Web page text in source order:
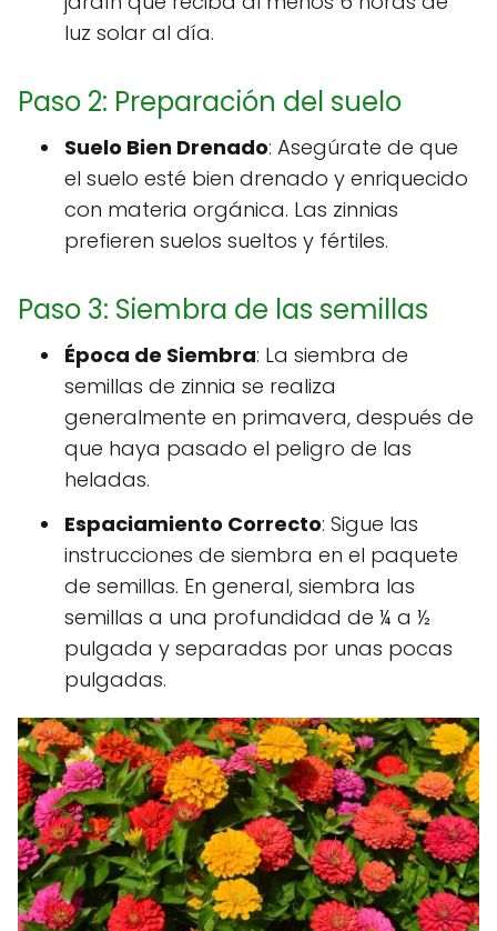
luz solar al día.
Paso 2: Preparación del suelo
Suelo Bien Drenado: Asegúrate de que
el suelo esté bien drenado y enriquecido
con materia orgánica. Las zinnias
prefieren suelos sueltos y fértiles.
Paso 3: Siembra de las semillas
Época de Siembra: La siembra de
semillas de zinnia se realiza
generalmente en primavera, después de
que haya pasado el peligro de las
heladas.
Espaciamiento Correcto: Sigue las
instrucciones de siembra en el paquete
de semillas. En general, siembra las
semillas a una profundidad de ¼ a ½
pulgada y separadas por unas pocas
pulgadas.